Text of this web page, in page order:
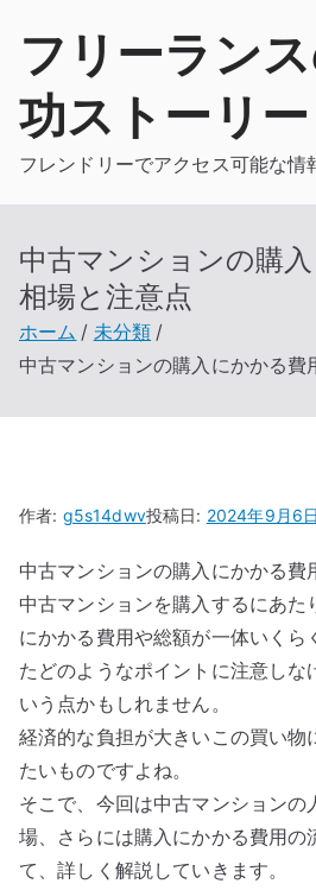
フリーラン
功ストーリー
フレンドリーでアクセス可能な情
中古マンションの購
相場と注意点
ホーム
未分類
中古マンションの購入にかかる費
作者: g5s14dwv投稿日: 2024年9月6日
中古マンションの購入にかかる費
中古マンションを購入するにあた
にかかる費用や総額が一体いくら
たどのようなポイントに注意しな
いう点かもしれません。
経済的な負担が大きいこの買い物
たいものですよね。
そこで、今回は中古マンションの
場、さらには購入にかかる費用の
て、詳しく解説していきます。